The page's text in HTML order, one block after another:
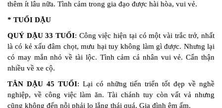
thêm ít lâu nữa. Tình cảm trong gia đạo được hài hòa, vui vẻ.
* TUỔI DẬU
QUÝ DẬU 33 TUỔI: Công việc hiện tại có một vài trắc trở, nhất
là có kẻ xấu đâm chọt, mưu hại tuy không làm gì được. Nhưng lại
có may mắn nhỏ về tài lộc. Tình cảm cá nhân vui vẻ. Cẩn thận
nhiều về xe cộ.
TÂN DẬU 45 TUỔI: Lại có những tiến triển tốt đẹp về nghề
nghiệp, về công việc làm ăn. Tài chánh tuy còn vất vả nhưng
cũng không đến nỗi phải lo lắng thái quá. Gia đình êm ấm.